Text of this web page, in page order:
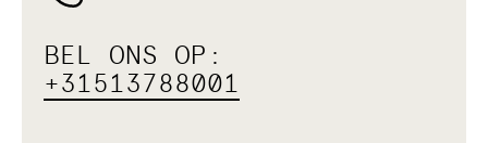
BEL ONS OP:
+31513788001